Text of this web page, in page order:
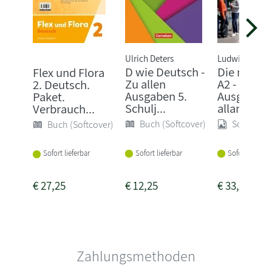
Flex und Flora
2. Deutsch.
Paket.
Verbrauch...
Buch (Softcover)
Sofort lieferbar
€27,25
Ulrich Deters
D wie Deutsch -
Zu allen
Ausgaben 5.
Schulj...
Buch (Softcover)
Sofort lieferbar
€12,25
Ludwig
Die neue
A2 -
Ausgabe
allango
Sonstige
Sofort
€33,99
Zahlungsmethoden